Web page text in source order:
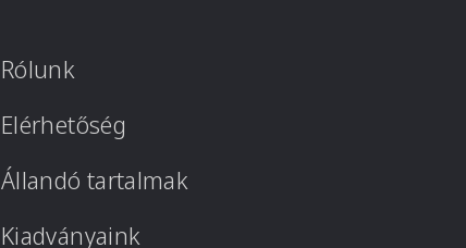
Rólunk
Elérhetőség
Állandó tartalmak
Kiadványaink